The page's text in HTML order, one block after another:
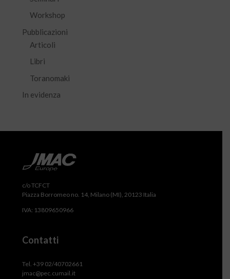
Workshop
Pubblicazioni
Articoli
Libri
Toranomaki
In evidenza
c/o TCFCT
Piazza Borromeo no. 14, Milano (MI), 20123 Italia
IVA: 13809650966
Contatti
Tel. +39 02/40702661
jmac@pec.cumail.it